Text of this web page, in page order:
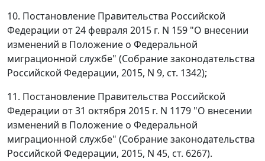
10. Постановление Правительства Российской
Федерации от 24 февраля 2015 г. N 159 "О внесении
изменений в Положение о Федеральной
миграционной службе" (Собрание законодательства
Российской Федерации, 2015, N 9, ст. 1342);
11. Постановление Правительства Российской
Федерации от 31 октября 2015 г. N 1179 "О внесении
изменений в Положение о Федеральной
миграционной службе" (Собрание законодательства
Российской Федерации, 2015, N 45, ст. 6267).